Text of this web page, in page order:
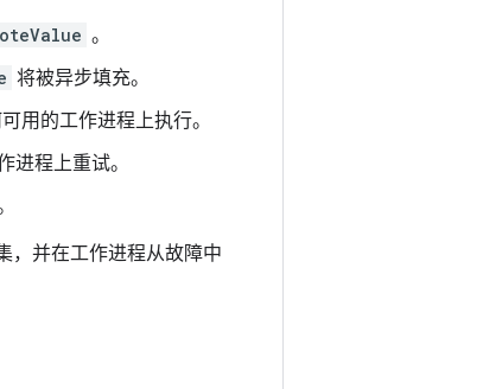
。
将被异步填充。
用的工作进程上执行。
程上重试。
，并在工作进程从故障中